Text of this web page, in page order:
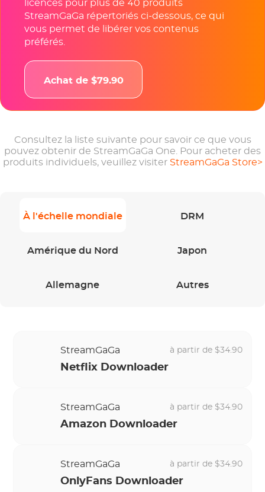
licences pour plus de 40 produits
StreamGaGa répertoriés ci-dessous, ce qui
vous permet de libérer vos contenus
préférés.
Achat de $79.90
Consultez la liste suivante pour savoir ce que vous
pouvez obtenir de StreamGaGa One. Pour acheter des
produits individuels, veuillez visiter StreamGaGa Store>
À l'échelle mondiale DRM
Amérique du Nord Japon
Allemagne Autres
StreamGaGa à partir de $34.90
Netflix Downloader
StreamGaGa à partir de $34.90
Amazon Downloader
StreamGaGa à partir de $34.90
OnlyFans Downloader